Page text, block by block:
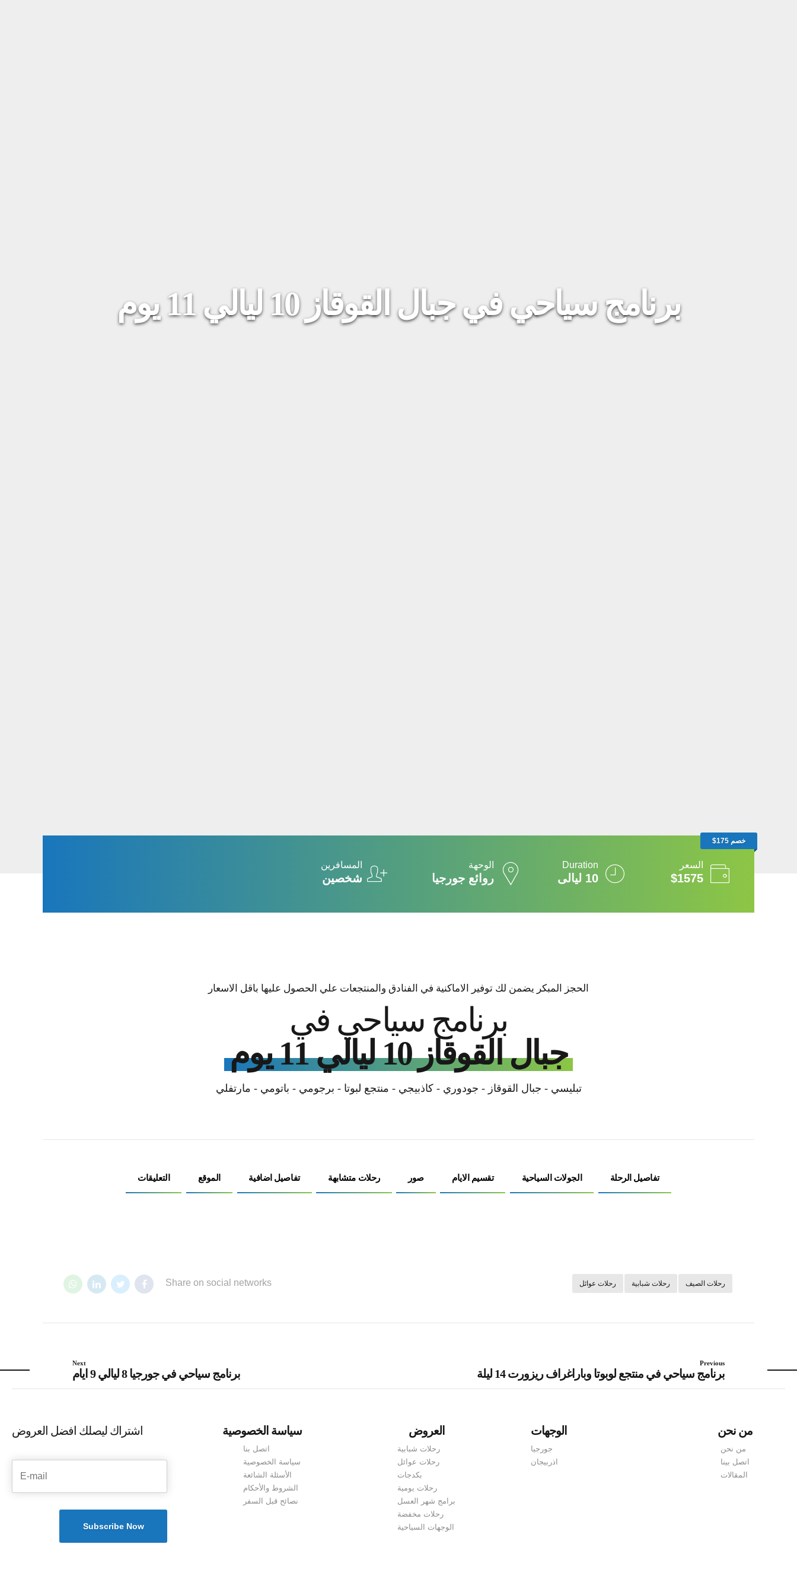
برنامج سياحي في جبال القوقاز 10 ليالي 11 يوم
خصم 175$
السعر
$1575
Duration
10 ليالى
الوحهة
روائع جورجيا
المسافرين
شخصين
الحجز المبكر يضمن لك توفير الاماكنية في الفنادق والمنتجعات علي الحصول عليها باقل الاسعار
برنامج سياحي في
جبال القوقاز 10 ليالي 11 يوم
تبليسي - جبال القوقاز - جودوري - كاذبيجي - منتجع لبوتا - برجومي - باتومي - مارتفلي
تفاصيل الرحلة الجولات السياحية تقسيم الايام صور رحلات متشابهة تفاصيل اضافية الموقع التعليقات
رحلات الصيف رحلات شبابية رحلات عوائل Share on social networks
Previous
برنامج سياحي في منتجع لوبوتا وباراغراف ريزورت 14 ليلة
Next
برنامج سياحي في جورجيا 8 ليالي 9 ايام
من نحن
من نحن
اتصل بينا
المقالات
الوجهات
جورجيا
اذربيجان
العروض
رحلات شبابية
رحلات عوائل
بكدجات
رحلات يومية
برامج شهر العسل
رحلات مخفضة
الوجهات السياحية
سياسة الخصوصية
اتصل بنا
سياسة الخصوصية
الأسئلة الشائعة
الشروط والأحكام
نصائح قبل السفر
اشتراك ليصلك افضل العروض